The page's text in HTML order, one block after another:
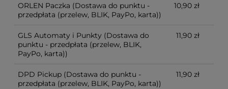
ORLEN Paczka (Dostawa do punktu -
przedpłata (przelew, BLIK, PayPo, karta))
10,90 zł
GLS Automaty i Punkty (Dostawa do
punktu - przedpłata (przelew, BLIK,
PayPo, karta))
11,90 zł
DPD Pickup (Dostawa do punktu -
przedpłata (przelew, BLIK, PayPo, karta))
11,90 zł